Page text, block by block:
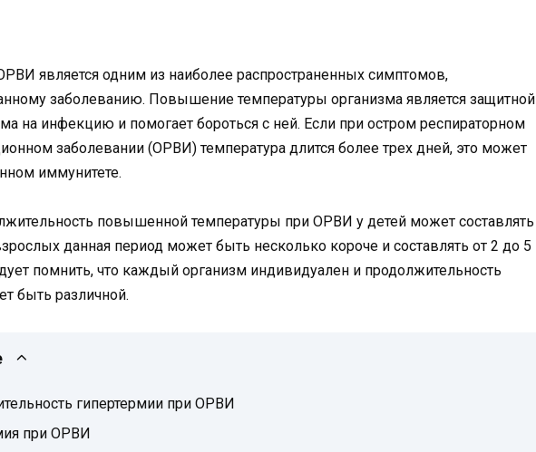
является одним из наиболее распространенных симптомов,
заболеванию. Повышение температуры организма является защитной
на инфекцию и помогает бороться с ней. Если при остром респираторном
заболевании (ОРВИ) температура длится более трех дней, это может
иммунитете.
повышенной температуры при ОРВИ у детей может составлять
данная период может быть несколько короче и составлять от 2 до 5
помнить, что каждый организм индивидуален и продолжительность
быть различной.
гипертермии при ОРВИ
при ОРВИ